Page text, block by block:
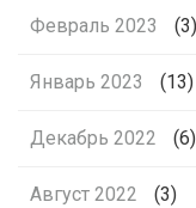
Февраль 2023 (3)
Январь 2023 (13)
Декабрь 2022 (6)
Август 2022 (3)